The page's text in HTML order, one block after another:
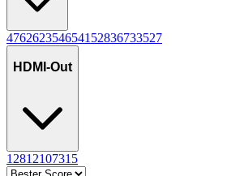
4762623546541 52836733527
HDMI-Out
1 281 2107315